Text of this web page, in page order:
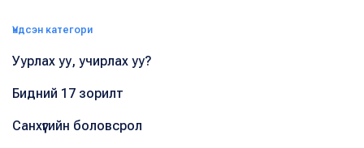
Үндсэн категори
Уурлах уу, учирлах уу?
Бидний 17 зорилт
Санхүүгийн боловсрол